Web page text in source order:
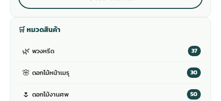
🛒 หมวดสินค้า
🌿 พวงหรีด 37
🌸 ดอกไม้หน้าเมรุ 30
🌷 ดอกไม้งานศพ 50